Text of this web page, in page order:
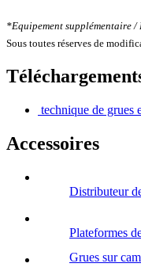
*Equipement supplémentaire /
Sous toutes réserves de
technique de grues
Accessoires
Distributeur
Plateformes
Grues sur